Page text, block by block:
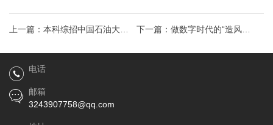
上一篇： 本科综招中国石油大学
（华东）本科综招120人
下一篇： 做数字时代的“造风
者”——惠普助力盛大印刷加速数
电话
邮箱
3243907758@qq.com